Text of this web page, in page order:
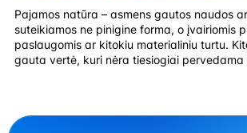
Pajamos natūra – asmens gautos naudos
suteikiamos ne pinigine forma, o įvairiomis
paslaugomis ar kitokiu materialiniu turtu.
gauta vertė, kuri nėra tiesiogiai